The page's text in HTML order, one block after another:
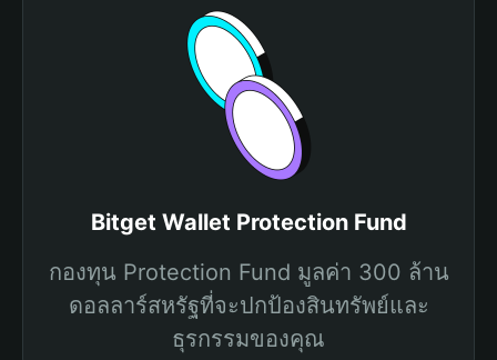
Bitget Wallet Protection Fund
กองทุน Protection Fund มูลค่า 300 ล้าน
ดอลลาร์สหรัฐที่จะปกป้องสินทรัพย์และ
ธุรกรรมของคุณ